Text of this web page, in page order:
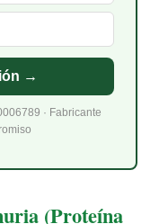
→
· Fabricante
(Proteína